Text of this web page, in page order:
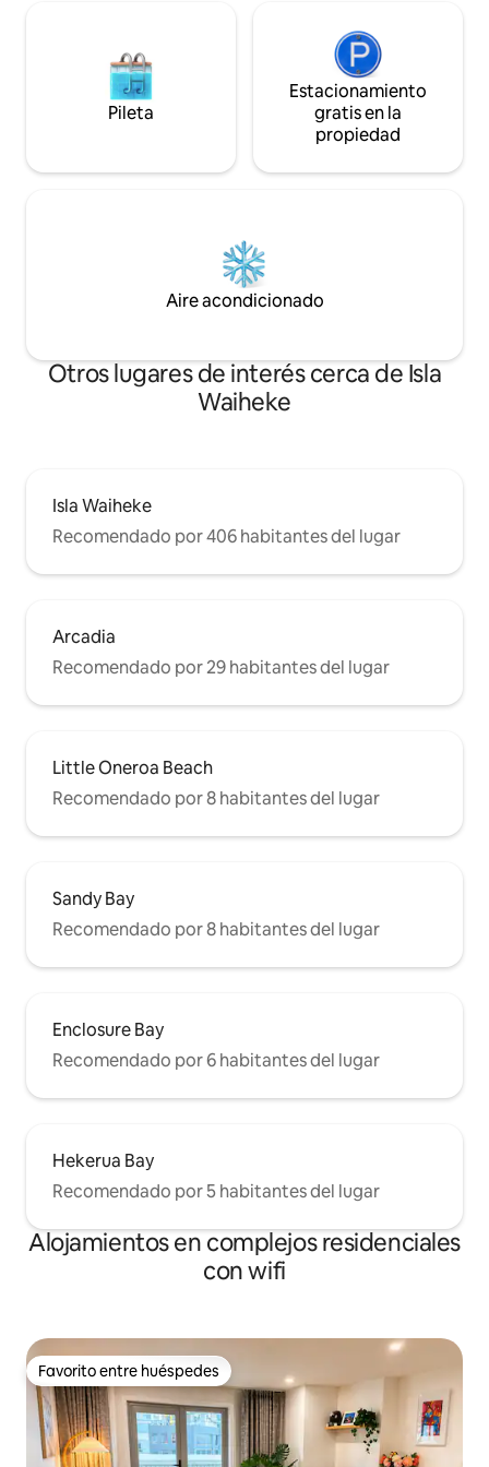
Pileta
Estacionamiento
gratis en la
propiedad
Aire acondicionado
Otros lugares de interés cerca de Isla
Waiheke
Isla Waiheke
Recomendado por 406 habitantes del lugar
Arcadia
Recomendado por 29 habitantes del lugar
Little Oneroa Beach
Recomendado por 8 habitantes del lugar
Sandy Bay
Recomendado por 8 habitantes del lugar
Enclosure Bay
Recomendado por 6 habitantes del lugar
Hekerua Bay
Recomendado por 5 habitantes del lugar
Alojamientos en complejos residenciales
con wifi
Favorito entre huéspedes
Favorito entre huéspedes